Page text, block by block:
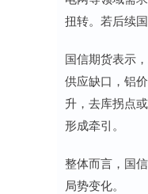
扭转。若后续
国信期货表示
供应缺口，铝
升，去库拐点
形成牵引。
整体而言，国
局势变化。